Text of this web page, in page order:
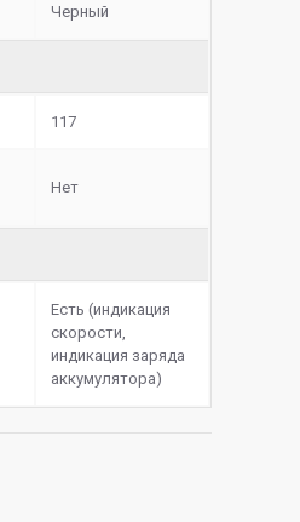
Черный
117
Нет
Есть (индикация
скорости,
индикация заряда
аккумулятора)